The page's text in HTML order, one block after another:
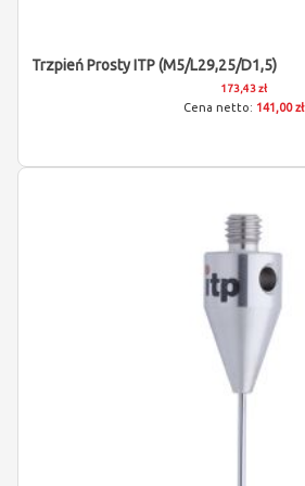
Trzpień Prosty ITP (M5/L29,25/D1,5)
173,43 zł
141,00 zł